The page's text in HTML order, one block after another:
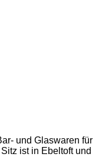
und Glaswaren für
ist in Ebeltoft und